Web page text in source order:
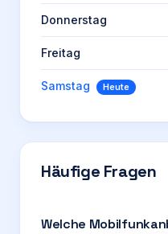
Donnerstag
Freitag
Samstag Heute
Häufige Fragen
Welche